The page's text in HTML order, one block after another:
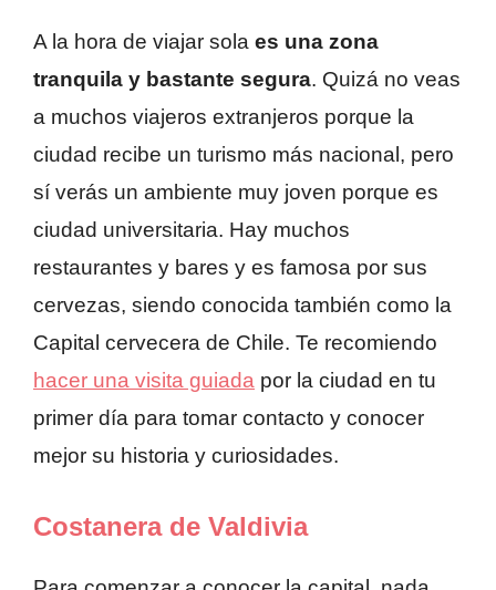
A la hora de viajar sola es una zona
tranquila y bastante segura. Quizá no veas
a muchos viajeros extranjeros porque la
ciudad recibe un turismo más nacional, pero
sí verás un ambiente muy joven porque es
ciudad universitaria. Hay muchos
restaurantes y bares y es famosa por sus
cervezas, siendo conocida también como la
Capital cervecera de Chile. Te recomiendo
hacer una visita guiada por la ciudad en tu
primer día para tomar contacto y conocer
mejor su historia y curiosidades.
Costanera de Valdivia